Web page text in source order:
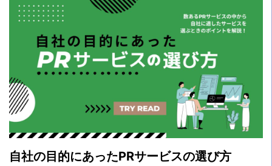
自社の目的にあったPRサービスの選び方